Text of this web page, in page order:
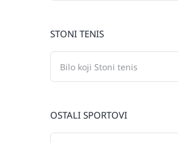
STONI TENIS
OSTALI SPORTOVI